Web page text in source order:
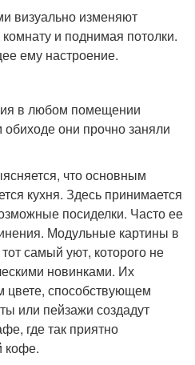
визуально изменяют
и поднимая потолки.
ему настроение.
в любом помещении
они прочно заняли
что основным
кухня. Здесь принимается
посиделки. Часто ее
Модульные картины в
самый уют, которого не
новинками. Их
цвете, способствующем
или пейзажи создадут
где так приятно
кофе.